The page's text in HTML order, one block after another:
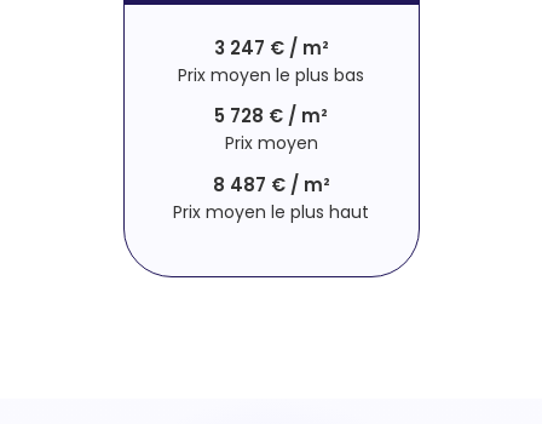
3 247 € / m²
Prix moyen le plus bas
5 728 € / m²
Prix moyen
8 487 € / m²
Prix moyen le plus haut